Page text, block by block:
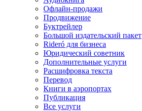
Офлайн-продажи
Продвижение
Буктрейлер
Большой издательский пакет
Rideró для бизнеса
Юридический советник
Дополнительные услуги
Расшифровка текста
Перевод
Книги в аэропортах
Публикация
Все услуги